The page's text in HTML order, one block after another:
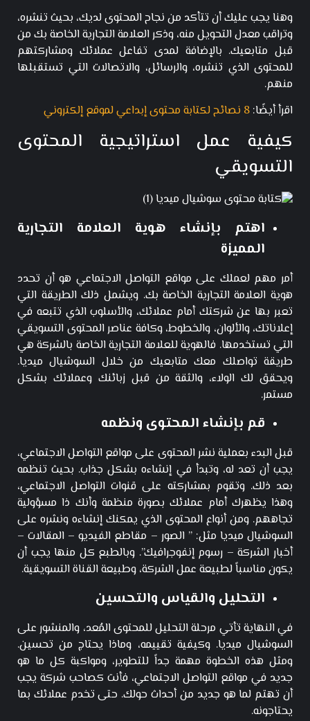
وهنا يجب عليك أن تتأكد من نجاح المحتوى لديك، بحيث تنشره،
وتراقب معدل التحويل منه، وذكر العلامة التجارية الخاصة بك من
قبل متابعيك. بالإضافة لمدى تفاعل عملائك ومشاركتهم
للمحتوى الذي تنشره، والرسائل، والاتصالات التي تستقبلها
منهم.
اقرأ أيضًا: 8 نصائح لكتابة محتوى إبداعي لموقع إلكتروني
كيفية عمل استراتيجية المحتوى
التسويقي
اهتم بإنشاء هوية العلامة التجارية
المميزة
أمر مهم لعملك على مواقع التواصل الاجتماعي هو أن تحدد
هوية العلامة التجارية الخاصة بك. ويشمل ذلك الطريقة التي
تعبر بها عن شركتك أمام عملائك، والأسلوب الذي تتبعه في
إعلاناتك، والألوان، والخطوط، وكافة عناصر المحتوى التسويقي
التي تستخدمها. فالهوية للعلامة التجارية الخاصة بالشركة هي
طريقة تواصلك معك متابعيك من خلال السوشيال ميديا.
ويحقق لك الولاء، والثقة من قبل زبائنك وعملائك بشكل
مستمر.
قم بإنشاء المحتوى ونظمه
قبل البدء بعملية نشر المحتوى على مواقع التواصل الاجتماعي،
يجب أن تعد له، وتبدأ في إنشاءه بشكل جذاب. بحيث تنظمه
بعد ذلك. وتقوم بمشاركته على قنوات التواصل الاجتماعي،
وهذا يظهرك أمام عملائك بصورة منظمة وأنك ذا مسؤولية
تجاههم. ومن أنواع المحتوى الذي يمكنك إنشاءه ونشره على
السوشيال ميديا مثل: ” الصور – مقاطع الفيديو – المقالات –
أخبار الشركة – رسوم إنفوجرافيك”. وبالطبع كل منها يجب أن
يكون مناسباً لطبيعة عمل الشركة، وطبيعة القناة التسويقية.
التحليل والقياس والتحسين
في النهاية تأتي مرحلة التحليل للمحتوى المُعد، والمنشور على
السوشيال ميديا. وكيفية تقييمه، وماذا يحتاج من تحسين.
ومثل هذه الخطوة مهمة جداً للتطوير، ومواكبة كل ما هو
جديد في مواقع التواصل الاجتماعي، فأنت كصاحب شركة يجب
أن تهتم لما هو جديد من أحداث حولك. حتى تخدم عملائك بما
يحتاجونه.